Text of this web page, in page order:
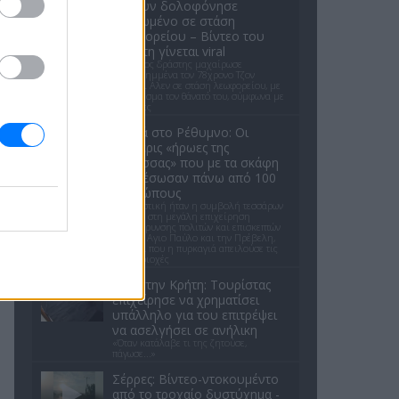
κλόουν δολοφόνησε
ηλικιωμένο σε στάση
λεωφορείου – Βίντεο του
δράστη γίνεται viral
Ο έφηβος δράστης μαχαίρωσε
επανειλημμένα τον 78χρονο Τζον
Γουέσλι Αλεν σε στάση λεωφορείου, με
αποτέλεσμα τον θάνατό του, σύμφωνα με
Φωτιά στο Ρέθυμνο: Οι
τέσσερις «ήρωες της
θάλασσας» που με τα σκάφη
τους έσωσαν πάνω από 100
ανθρώπους
Καθοριστική ήταν η συμβολή τεσσάρων
ιδιωτών στη μεγάλη επιχείρηση
απομάκρυνσης πολιτών και επισκεπτών
από τον Αγιο Παύλο και την Πρέβελη,
την ώρα που η πυρκαγιά απειλούσε τις
δύο περιοχές
Σοκ στην Κρήτη: Τουρίστας
επιχείρησε να χρηματίσει
υπάλληλο για του επιτρέψει
να ασελγήσει σε ανήλικη
«Όταν κατάλαβε τι της ζητούσε,
πάγωσε...»
Σέρρες: Βίντεο-ντοκουμέντο
από το τροχαίο δυστύχημα -